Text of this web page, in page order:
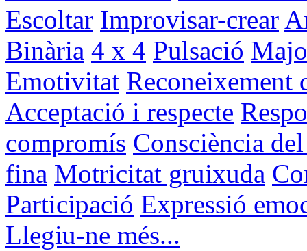
Escoltar Improvisar-crear
Binària 4 x 4 Pulsació
Emotivitat Reconeixement
Acceptació i respecte
compromís Consciència
fina Motricitat gruixuda
Participació Expressió
Llegiu-ne més...